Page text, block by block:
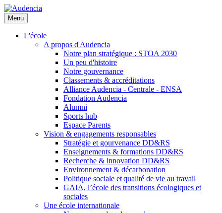
Aller
au
contenu
principal
Menu
L'école
A propos d'Audencia
Notre plan stratégique : STOA 2030
Un peu d'histoire
Notre gouvernance
Classements & accréditations
Alliance Audencia - Centrale - ENSA
Fondation Audencia
Alumni
Sports hub
Espace Parents
Vision & engagements responsables
Stratégie et gourvenance DD&RS
Enseignements & formations DD&RS
Recherche & innovation DD&RS
Environnement & décarbonation
Politique sociale et qualité de vie au travail
GAIA, l’école des transitions écologiques et
sociales
Une école internationale